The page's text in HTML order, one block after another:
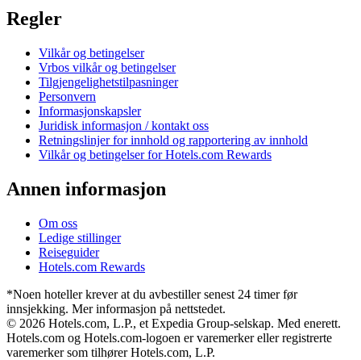
Regler
Vilkår og betingelser
Vrbos vilkår og betingelser
Tilgjengelighetstilpasninger
Personvern
Informasjonskapsler
Juridisk informasjon / kontakt oss
Retningslinjer for innhold og rapportering av innhold
Vilkår og betingelser for Hotels.com Rewards
Annen informasjon
Om oss
Ledige stillinger
Reiseguider
Hotels.com Rewards
*Noen hoteller krever at du avbestiller senest 24 timer før
innsjekking. Mer informasjon på nettstedet.
© 2026 Hotels.com, L.P., et Expedia Group-selskap. Med enerett.
Hotels.com og Hotels.com-logoen er varemerker eller registrerte
varemerker som tilhører Hotels.com, L.P.